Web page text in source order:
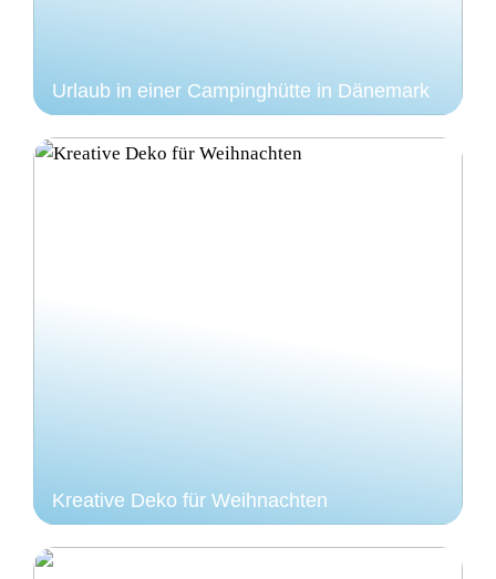
Urlaub in einer Campinghütte in Dänemark
Kreative Deko für Weihnachten